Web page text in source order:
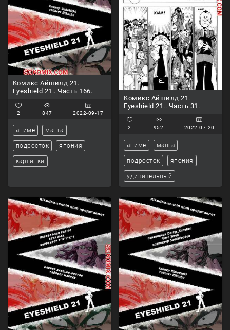
Комикс Айшилд 21.
Eyeshield 21.. Часть 166.
2 847 2022-09-17
аниме манга
подросток япония
картинки
Комикс Айшилд 21.
Eyeshield 21.. Часть 31.
2 952 2022-07-20
аниме манга
подросток япония
удивительный